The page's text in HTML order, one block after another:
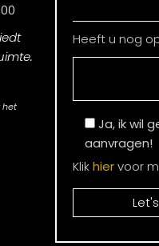
het
Heeft u nog
Ja, ik wil
aanvragen!
Klikhiervoor